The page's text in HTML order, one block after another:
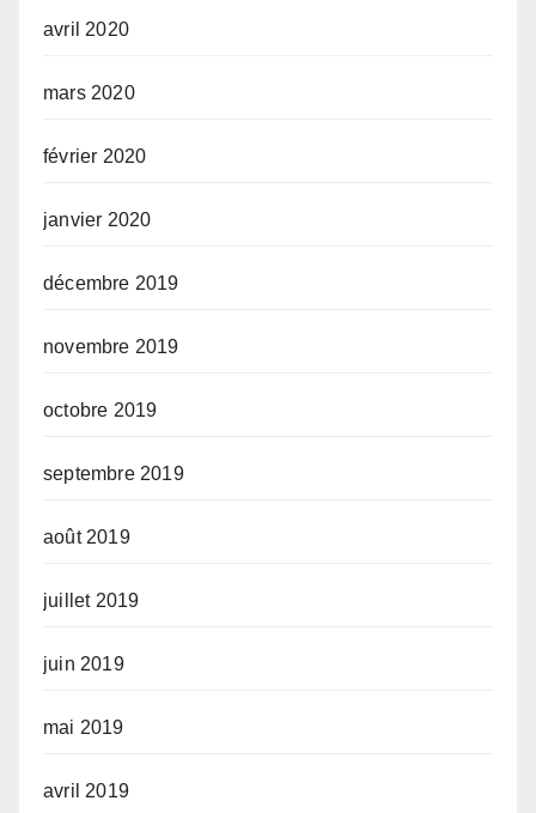
avril 2020
mars 2020
février 2020
janvier 2020
décembre 2019
novembre 2019
octobre 2019
septembre 2019
août 2019
juillet 2019
juin 2019
mai 2019
avril 2019